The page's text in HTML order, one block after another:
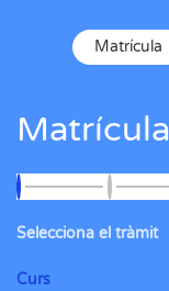
Matrícula
Matrícula
Selecciona el tràmit
Curs